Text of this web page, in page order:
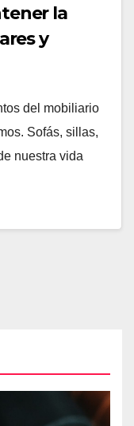
la
y
del mobiliario
Sofás, sillas,
nuestra vida